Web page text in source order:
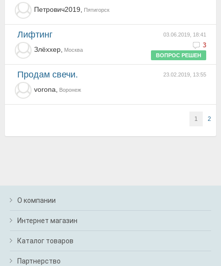
Петрович2019, Пятигорск
03.06.2019, 18:41
3
Лифтинг
Злёххер,
Москва
ВОПРОС РЕШЕН
23.02.2019, 13:55
Продам свечи.
vorona, Воронеж
1 2
О компании
Интернет магазин
Каталог товаров
Партнерство